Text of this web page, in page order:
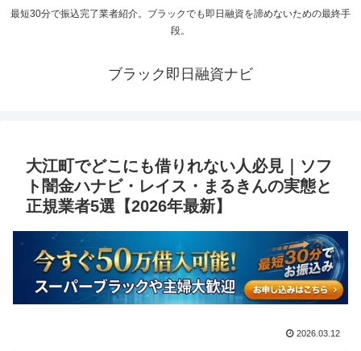
最短30分で振込完了業者紹介。ブラックでも即日融資を諦めないための最終手
段。
ブラック即日融資ナビ
大江町でどこにも借りれない人必見｜ソフ
ト闇金ハナビ・レイス・まるきんの実態と
正規業者5選【2026年最新】
2026.03.12